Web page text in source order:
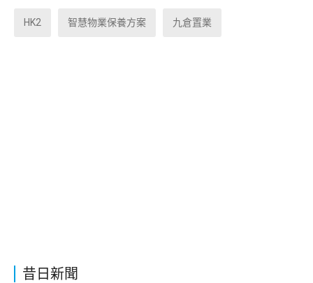
昔日新聞
HK2 智慧物業保養方案 九倉置業